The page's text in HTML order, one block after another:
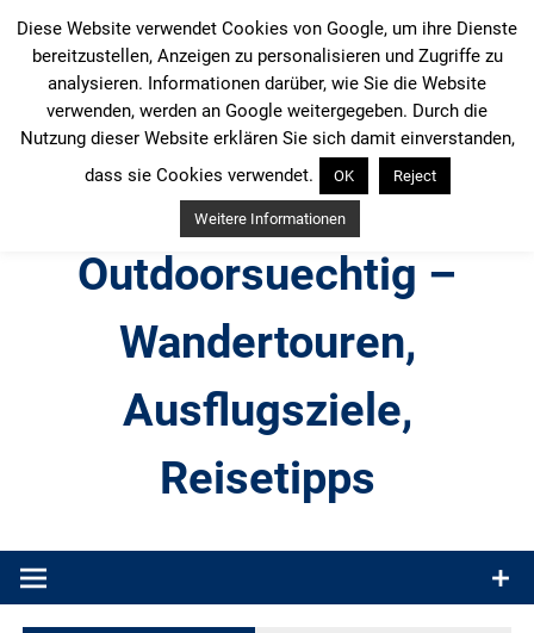
Inhalt
springen
Outdoorsuechtig –
Wandertouren,
Ausflugsziele,
Reisetipps
Produkttests und Buchrezensionen. Ein Blog für alle, die gern
Diese Website verwendet Cookies von Google, um ihre Dienste
bereitzustellen, Anzeigen zu personalisieren und Zugriffe zu
analysieren. Informationen darüber, wie Sie die Website
verwenden, werden an Google weitergegeben. Durch die
Nutzung dieser Website erklären Sie sich damit einverstanden,
dass sie Cookies verwendet.
OK Reject
Weitere Informationen